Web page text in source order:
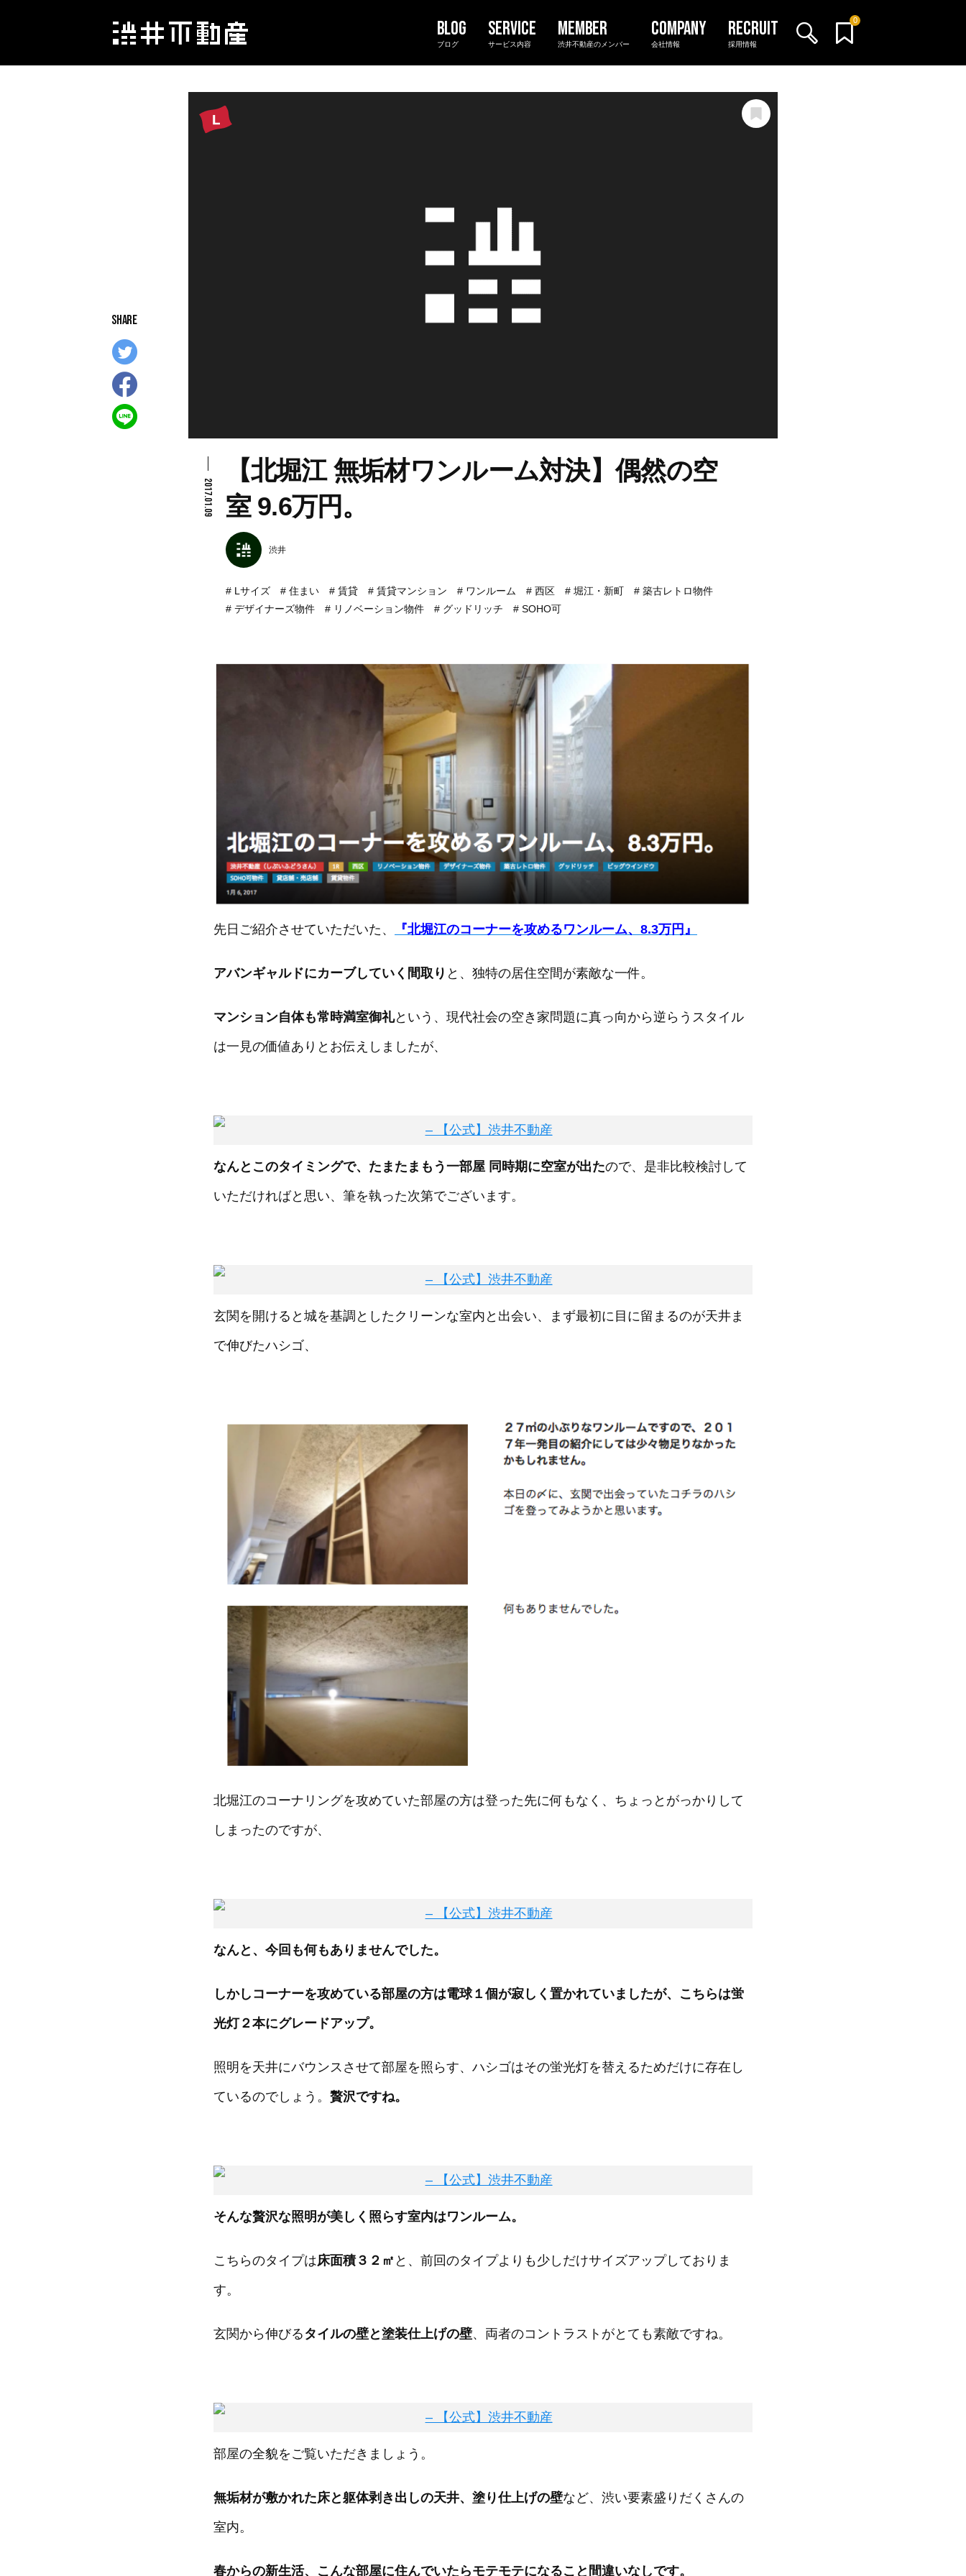
0
ブログ サービス内容 渋井不動産のメンバー 会社情報 採用情報
2017.01.09
【北堀江 無垢材ワンルーム対決】偶然の空
室 9.6万円。
渋井
Lサイズ 住まい 賃貸 賃貸マンション ワンルーム 西区 堀江・新町
築古レトロ物件
デザイナーズ物件
リノベーション物件 グッドリッチ SOHO可
先日ご紹介させていただいた、 『北堀江のコーナーを攻めるワンルーム、8.3万円』
アバンギャルドにカーブしていく間取り と、独特の居住空間が素敵な一件。
マンション自体も常時満室御礼という、現代社会の空き家問題に真っ向から逆らうスタイル
は一見の価値ありとお伝えしましたが、
なんとこのタイミングで、たまたまもう一部屋 同時期に空室が出たので、是非比較検討して
いただければと思い、筆を執った次第でございます。
玄関を開けると城を基調としたクリーンな室内と出会い、まず最初に目に留まるのが天井ま
で伸びたハシゴ、
北堀江のコーナリングを攻めていた部屋の方は登った先に何もなく、ちょっとがっかりして
しまったのですが、
なんと、今回も何もありませんでした。
しかしコーナーを攻めている部屋の方は電球１個が寂しく置かれていましたが、こちらは蛍
光灯２本にグレードアップ。
照明を天井にバウンスさせて部屋を照らす、ハシゴはその蛍光灯を替えるためだけに存在し
ているのでしょう。 贅沢ですね。
そんな贅沢な照明が美しく照らす室内はワンルーム。
こちらのタイプは床面積３２㎡ と、前回のタイプよりも少しだけサイズアップしておりま
す。
玄関から伸びる タイルの壁と塗装仕上げの壁、両者のコントラストがとても素敵ですね。
部屋の全貌をご覧いただきましょう。
無垢材が敷かれた床と躯体剥き出しの天井、塗り仕上げの壁など、渋い要素盛りだくさんの
室内。
春からの新生活、こんな部屋に住んでいたらモテモテになること間違いなしです。